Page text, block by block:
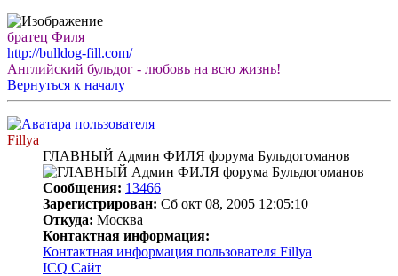
братец Филя
http://bulldog-fill.com/
Английский бульдог - любовь на всю жизнь!
Вернуться к началу
Fillya
ГЛАВНЫЙ Админ ФИЛЯ форума Бульдогоманов
Сообщения: 13466
Зарегистрирован: Сб окт 08, 2005 12:05:10
Откуда: Москва
Контактная информация:
Контактная информация пользователя Fillya
ICQ Сайт